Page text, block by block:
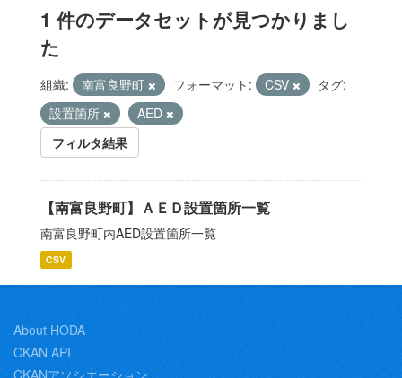
1 件のデータセットが見つかりまし
た
組織: 南富良野町 フォーマット: CSV
タグ:
設置箇所
AED
フィルタ結果
【南富良野町】ＡＥＤ設置箇所一覧
南富良野町内AED設置箇所一覧
CSV
About HODA
CKAN API